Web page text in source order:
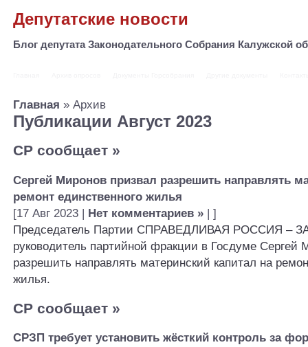
Депутатские новости
Блог депутата Законодательного Собрания Калужской
Главная » Архив
Публикации Август 2023
СР сообщает »
Сергей Миронов призвал разрешить направлять
ремонт единственного жилья
[17 Авг 2023 | Нет комментариев » | ]
Председатель Партии СПРАВЕДЛИВАЯ РОССИЯ –
руководитель партийной фракции в Госдуме Сергей
разрешить направлять материнский капитал на
жилья.
СР сообщает »
СРЗП требует установить жёсткий контроль за